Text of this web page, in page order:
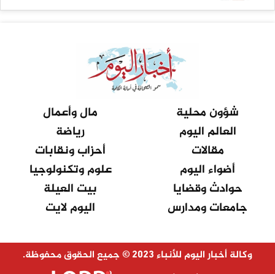
شؤون محلية
مال وأعمال
العالم اليوم
رياضة
مقالات
أحزاب ونقابات
أضواء اليوم
علوم وتكنولوجيا
حوادث وقضايا
بيت العيلة
جامعات ومدارس
اليوم لايت
وكالة أخبار اليوم للأنباء 2023 © جميع الحقوق محفوظة.